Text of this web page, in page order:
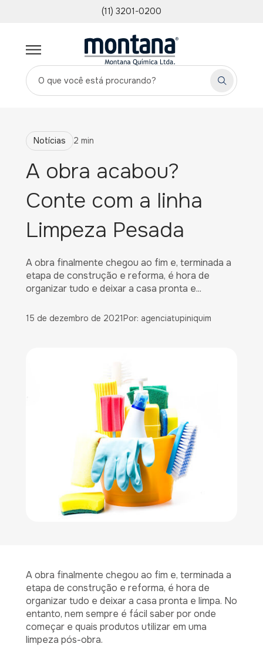
(11) 3201-0200
Notícias 2 min
A obra acabou?
Conte com a linha
Limpeza Pesada
A obra finalmente chegou ao fim e, terminada a
etapa de construção e reforma, é hora de
organizar tudo e deixar a casa pronta e...
15 de dezembro de 2021Por: agenciatupiniquim
A obra finalmente chegou ao fim e, terminada a
etapa de construção e reforma, é hora de
organizar tudo e deixar a casa pronta e limpa. No
entanto, nem sempre é fácil saber por onde
começar e quais produtos utilizar em uma
limpeza pós-obra.